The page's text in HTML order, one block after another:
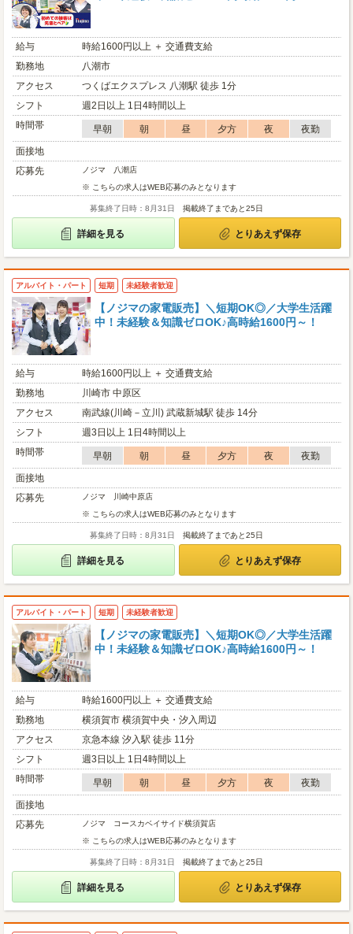
給与
時給1600円以上 ＋ 交通費支給
勤務地
八潮市
アクセス
つくばエクスプレス 八潮駅 徒歩 1分
シフト
週2日以上 1日4時間以上
時間帯
早朝 朝 昼 夕方 夜
夜勤
面接地
応募先
ノジマ 八潮店
※ こちらの求人はWEB応募のみとなります
募集終了日時：8月31日 掲載終了まであと25日
詳細を見る とりあえず保存
アルバイト・パート 短期 未経験者歓迎
【ノジマの家電販売】＼短期OK◎／大学生活躍
中！未経験＆知識ゼロOK♪高時給1600円～！
給与
時給1600円以上 ＋ 交通費支給
勤務地
川崎市 中原区
アクセス
南武線(川崎－立川) 武蔵新城駅 徒歩 14分
シフト
週3日以上 1日4時間以上
時間帯
早朝 朝 昼 夕方 夜
夜勤
面接地
応募先
ノジマ 川崎中原店
※ こちらの求人はWEB応募のみとなります
募集終了日時：8月31日 掲載終了まであと25日
詳細を見る とりあえず保存
アルバイト・パート 短期 未経験者歓迎
【ノジマの家電販売】＼短期OK◎／大学生活躍
中！未経験＆知識ゼロOK♪高時給1600円～！
給与
時給1600円以上 ＋ 交通費支給
勤務地
横須賀市 横須賀中央・汐入周辺
アクセス
京急本線 汐入駅 徒歩 11分
シフト
週3日以上 1日4時間以上
時間帯
早朝 朝 昼 夕方 夜
夜勤
面接地
応募先
ノジマ コースカベイサイド横須賀店
※ こちらの求人はWEB応募のみとなります
募集終了日時：8月31日 掲載終了まであと25日
詳細を見る とりあえず保存